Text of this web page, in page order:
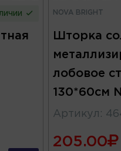
NOVA BRIGHT
Шторка
лобовое
130*60см
Артикул :
205.00